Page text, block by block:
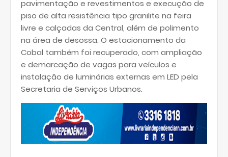
pavimentação e revestimentos e execução de
piso de alta resistência tipo granilite na feira
livre e calçadas da Central, além de polimento
na área de desossa. O estacionamento da
Cobal também foi recuperado, com ampliação
e demarcação de vagas para veículos e
instalação de luminárias externas em LED pela
Secretaria de Serviços Urbanos.